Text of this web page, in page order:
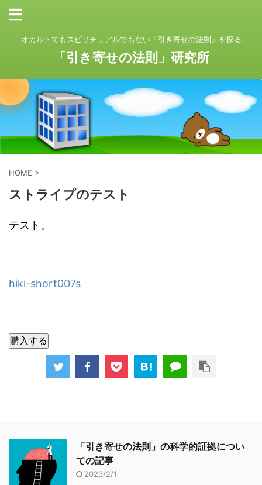
オカルトでもスピリチュアルでもない「引き寄せの法則」を探る
「引き寄せの法則」研究所
HOME >
ストライプのテスト
テスト。
hiki-short007s
購入する
「引き寄せの法則」の科学的証拠につい
ての記事
2023/2/1